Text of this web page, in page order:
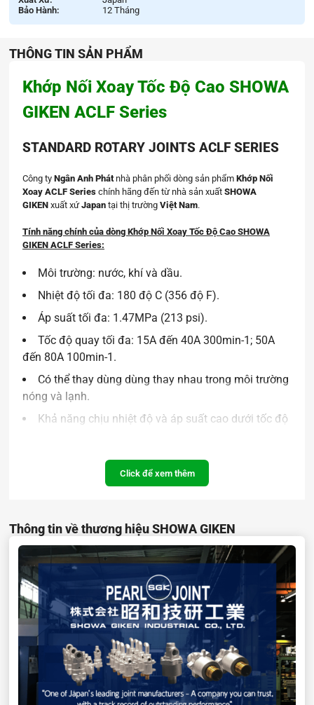
Bảo Hành:
12 Tháng
THÔNG TIN SẢN PHẨM
Khớp Nối Xoay Tốc Độ Cao SHOWA
GIKEN ACLF Series
STANDARD ROTARY JOINTS ACLF SERIES
Công ty Ngân Anh Phátnhà phân phối dòng sản phẩm Khớp Nối
Xoay ACLF Serieschính hãng đến từ nhà sản xuất SHOWA
GIKENxuất xứJapantại thị trường Việt Nam.
Tính năng chính của dòng Khớp Nối Xoay Tốc Độ Cao SHOWA
GIKEN ACLF Series:
Môi trường: nước, khí và dầu.
Nhiệt độ tối đa: 180 độ C (356 độ F).
Áp suất tối đa: 1.47MPa (213 psi).
Tốc độ quay tối đa: 15A đến 40A 300min-1; 50A
đến 80A 100min-1.
Có thể thay dùng dùng thay nhau trong môi trường
nóng và lạnh.
Khả năng chịu nhiệt độ và áp suất cao dưới tốc độ
Tuổi thọ cao do ma sát thấp.
Ứng dụng trong các ngành:
Máy sấy ống
Máy sấy chân không
Máy sấy đôi kiểu trống
Lò quay hay lò luyện khí nóng
MODEL dòng ACLF:
RJ-ACLF 10A
RJ-ACLF 15A
RJ-ACLF 20A
Click để xem thêm
Thông tin về thương hiệu SHOWA GIKEN